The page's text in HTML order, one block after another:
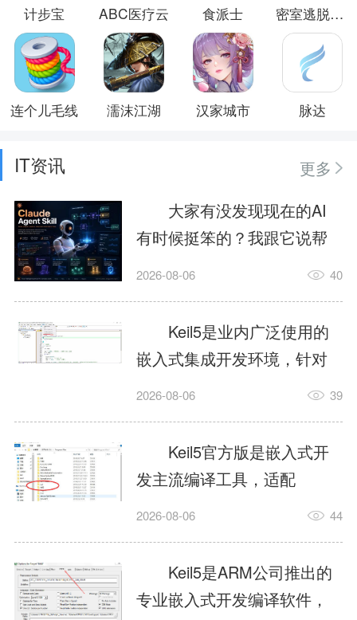
计步宝 ABC医疗云 食派士 密室逃脱逃出办公室3
连个儿毛线 濡沫江湖 汉家城市 脉达
IT资讯
更多
大家有没发现现在的AI
有时候挺笨的？我跟它说帮
我订个明天早上的闹钟，它
这样？因为AI，就是个只会
耍嘴皮子的书呆子。它脑子
里有海量知识，但没有真正
激发出来实力。而
AgentSkill，就是给AI大脑装
上的一双机械手，它真的能
解决很多问题。1什么是
AgentSkillSkill指...
2026-08-06 40
Keil5是业内广泛使用的
嵌入式集成开发环境，针对
ARM、51内核单片机提供编
力，代码编译稳定，调试工
具成熟，大量开源项目基于
该平台开发。新项目需要单
独下载对应芯片支持包，新
手配置难度较高，正版商业
授权费用不菲，未授权版本
存在程序容量限制，适合硬
2026-08-06 39
Keil5官方版是嵌入式开
发主流编译工具，适配
STM32、51单片机等多款芯
在线调试、代码仿真，兼容
众多厂商芯片安装包。软件
需要手动添加器件库，初次
2026-08-06 44
Keil5是ARM公司推出的
专业嵌入式开发编译软件，